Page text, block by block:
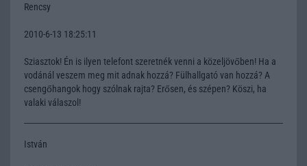
Rencsy
2010-6-13 18:25:11
Sziasztok! Én is ilyen telefont szeretnék venni a közeljövőben! Ha a
vodánál veszem meg mit adnak hozzá? Fülhallgató van hozzá? A
csengőhangok hogy szólnak rajta? Erősen, és szépen? Köszi, ha
valaki válaszol!
István